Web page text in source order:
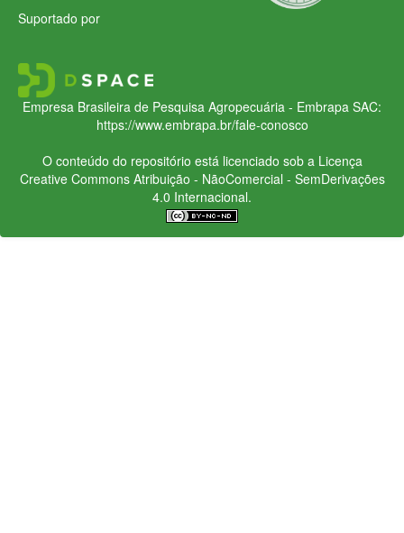
Suportado por
Empresa Brasileira de Pesquisa Agropecuária - Embrapa SAC:
https://www.embrapa.br/fale-conosco
O conteúdo do repositório está licenciado sob a Licença
Creative CommonsAtribuição - NãoComercial - SemDerivações
4.0 Internacional.